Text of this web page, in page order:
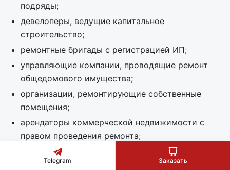
подряды;
девелоперы, ведущие капитальное
строительство;
ремонтные бригады с регистрацией ИП;
управляющие компании, проводящие ремонт
общедомового имущества;
организации, ремонтирующие собственные
помещения;
арендаторы коммерческой недвижимости с
правом проведения ремонта;
проектные институты с экспериментальными
работами. Для бизнеса важна не только
Telegram Заказать